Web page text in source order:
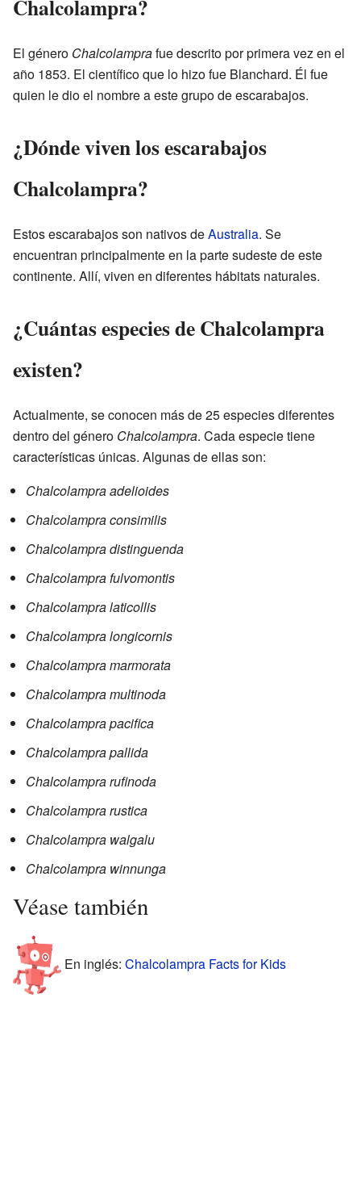
Chalcolampra?
El género Chalcolamprafue descrito por primera vez en el
año 1853. El científico que lo hizo fue Blanchard. Él fue
quien le dio el nombre a este grupo de escarabajos.
¿Dónde viven los escarabajos
Chalcolampra?
Estos escarabajos son nativos deAustralia. Se
encuentran principalmente en la parte sudeste de este
continente. Allí, viven en diferentes hábitats naturales.
¿Cuántas especies de Chalcolampra
existen?
Actualmente, se conocen más de 25 especies diferentes
dentro del género Chalcolampra. Cada especie tiene
características únicas. Algunas de ellas son:
Chalcolampra adelioides
Chalcolampra consimilis
Chalcolampra distinguenda
Chalcolampra fulvomontis
Chalcolampra laticollis
Chalcolampra longicornis
Chalcolampra marmorata
Chalcolampra multinoda
Chalcolampra pacifica
Chalcolampra pallida
Chalcolampra rufinoda
Chalcolampra rustica
Chalcolampra walgalu
Chalcolampra winnunga
Véase también
En inglés: Chalcolampra Facts for Kids